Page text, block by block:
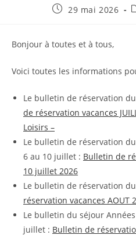
Publication
29 mai 2026
Bonjour à toutes et à tous,
Voici toutes les informations
Le bulletin de réservation
de réservation vacances
Loisirs –
Le bulletin de réservation
6 au 10 juillet : Bulletin de
10 juillet 2026
Le bulletin de réservation du
réservation vacances AOUT
Le bulletin du séjour
juillet : Bulletin de